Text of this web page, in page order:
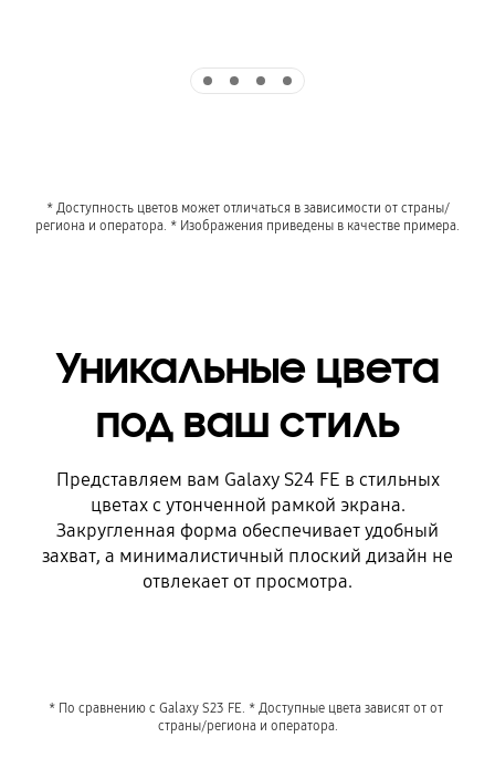
* Доступность цветов может отличаться в зависимости от страны/
региона и оператора. * Изображения приведены в качестве примера.
Уникальные цвета
под ваш стиль
Представляем вам Galaxy S24 FE в стильных
цветах с утонченной рамкой экрана.
Закругленная форма обеспечивает удобный
захват, а минималистичный плоский дизайн не
отвлекает от просмотра.
* По сравнению с Galaxy S23 FE. * Доступные цвета зависят от от
страны/региона и оператора.